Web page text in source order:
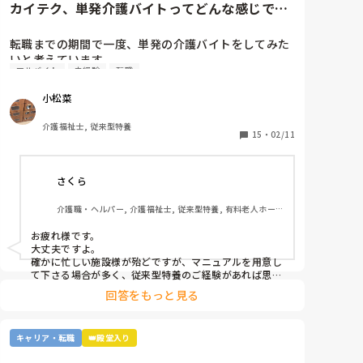
分かりますし勿論言われなくてもします。
今の職場は介護士と看護師の仲もあまり良くないし
｢ここの看護師は仕事しないから期待しないで｣とか
｢看護師がやってくれれば良いんだよこんなの｣、｢看
放題
私は看護師さんに大してそんな事は思いたくありませ
てくれているし、何かあった時処置を出来るのは看護
んざりしています。
あと単純に看護部長が変な人です
遅番は夜も20時半過ぎに家に着いても自分の時間は無
く、翌日が早番なら睡眠時間もそこまで確保出来ない
カイテク、単発介護バイトってどんな感じです
転職までの期間で一度、単発の介護バイトをしてみた
いと考えています。
ですが単発バイトを求めてるってことはそれなりに忙
しい施設…経験ない足手まといはダメか…？など考え
てしまい、なかなか踏み出せずにいます。
もし経験ある方いらっしゃいましたら、どんな感じだ
ったか教えてください。
アルバイト 未経験 転職
小松菜
介護福祉士, 従来型特養
15 ・ 02/11
さくら
介護職・ヘルパー, 介護福祉士, 従来型特養, 有料老人ホー
介護, 初任者研修, 実務者研修, ユニット型特養, 障害者支援
施設
お疲れ様です。
大丈夫ですよ。
確かに忙しい施設様が殆どですが、マニュアルを用意し
て下さる場合が多く、従来型特養のご経験があれば思い
切って一度働かれる事をおすすめします。
施設様のレビューが書かれているので、参考になさると
回答をもっと見る
キャリア・転職 👑殿堂入り